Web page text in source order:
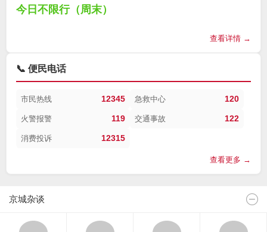
今日不限行（周末）
查看详情 →
📞 便民电话
市民热线 12345 急救中心 120
火警报警 119 交通事故 122
消费投诉 12315
查看更多 →
京城杂谈